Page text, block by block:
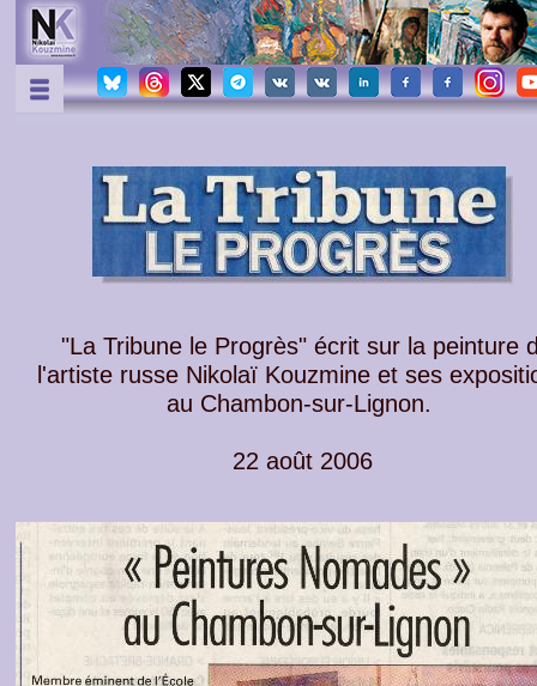
"La Tribune le Progrès" écrit sur la peinture
l'artiste russe Nikolaï Kouzmine et ses
au Chambon-sur-Lignon.
22 août 2006